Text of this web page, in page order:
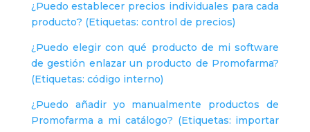
¿Puedo establecer precios individuales para cada
producto? (Etiquetas: control de precios)
¿Puedo elegir con qué producto de mi software
de gestión enlazar un producto de Promofarma?
(Etiquetas: código interno)
¿Puedo añadir yo manualmente productos de
Promofarma a mi catálogo? (Etiquetas: importar